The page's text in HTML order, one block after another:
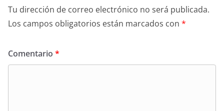
Tu dirección de correo electrónico no será publicada.
Los campos obligatorios están marcados con *
Comentario *